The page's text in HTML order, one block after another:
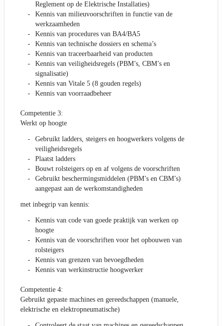
Reglement op de Elektrische Installaties)
Kennis van milieuvoorschriften in functie van de
werkzaamheden
Kennis van procedures van BA4/BA5
Kennis van technische dossiers en schema’s
Kennis van traceerbaarheid van producten
Kennis van veiligheidsregels (PBM’s, CBM’s en
signalisatie)
Kennis van Vitale 5 (8 gouden regels)
Kennis van voorraadbeheer
Competentie 3:
Werkt op hoogte
Gebruikt ladders, steigers en hoogwerkers volgens de
veiligheidsregels
Plaatst ladders
Bouwt rolsteigers op en af volgens de voorschriften
Gebruikt beschermingsmiddelen (PBM’s en CBM’s)
aangepast aan de werkomstandigheden
met inbegrip van kennis:
Kennis van code van goede praktijk van werken op
hoogte
Kennis van de voorschriften voor het opbouwen van
rolsteigers
Kennis van grenzen van bevoegdheden
Kennis van werkinstructie hoogwerker
Competentie 4:
Gebruikt gepaste machines en gereedschappen (manuele,
elektrische en elektropneumatische)